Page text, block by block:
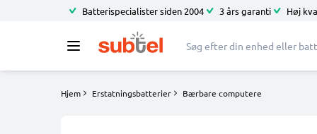
Batterispecialister siden 2004 3 års garanti Høj
Hjem Erstatningsbatterier Bærbare computere